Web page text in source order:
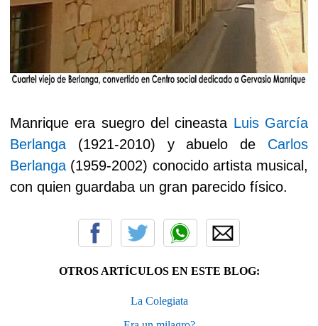
Manrique era suegro del cineasta Luis García
Berlanga (1921-2010) y abuelo de Carlos
Berlanga (1959-2002) conocido artista musical,
con quien guardaba un gran parecido físico.
OTROS ARTÍCULOS EN ESTE BLOG:
La Colegiata